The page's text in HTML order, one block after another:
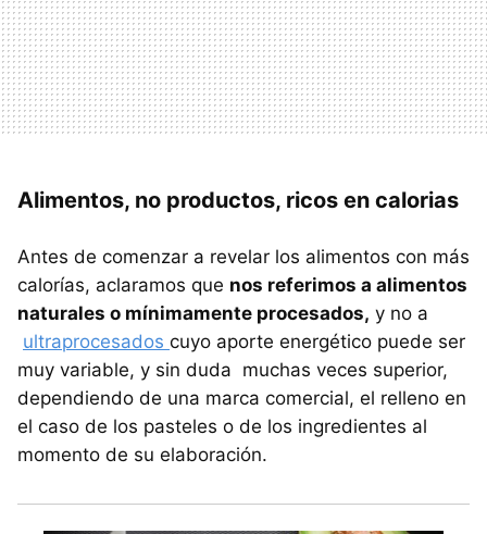
Alimentos, no productos, ricos en calorias
Antes de comenzar a revelar los alimentos con más
calorías, aclaramos que nos referimos a alimentos
naturales o mínimamente procesados, y no a
ultraprocesados cuyo aporte energético puede ser
muy variable, y sin duda muchas veces superior,
dependiendo de una marca comercial, el relleno en
el caso de los pasteles o de los ingredientes al
momento de su elaboración.